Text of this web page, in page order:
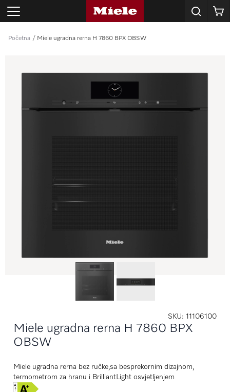
Korpa
Početna Miele ugradna rerna H 7860 BPX OBSW
SKU 11106100
Miele ugradna rerna H 7860 BPX
OBSW
Miele ugradna rerna bez ručke,sa besprekornim dizajnom,
termometrom za hranu i BrilliantLight osvjetljenjem
adresa
*
proizvoda